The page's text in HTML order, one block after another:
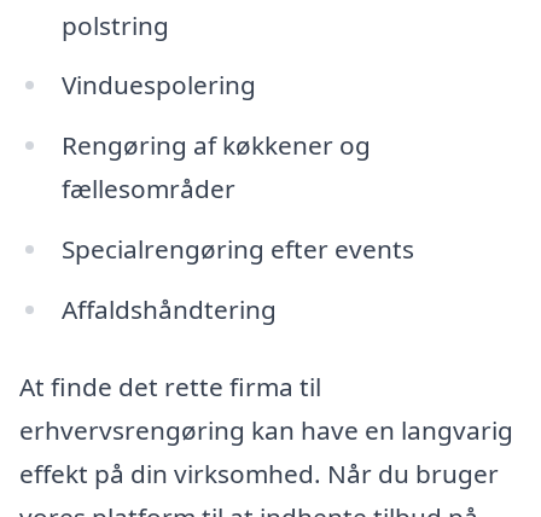
polstring
Vinduespolering
Rengøring af køkkener og
fællesområder
Specialrengøring efter events
Affaldshåndtering
At finde det rette firma til
erhvervsrengøring kan have en langvarig
effekt på din virksomhed. Når du bruger